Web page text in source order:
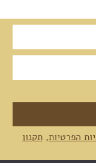
הפרטיות, תקנון